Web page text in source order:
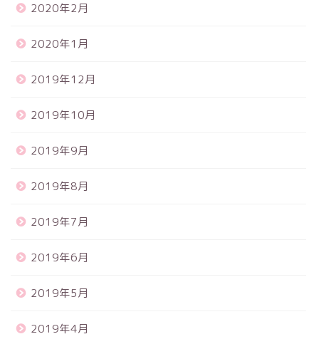
2020年2月
2020年1月
2019年12月
2019年10月
2019年9月
2019年8月
2019年7月
2019年6月
2019年5月
2019年4月